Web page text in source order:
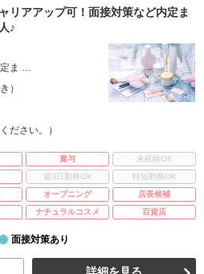
リアアップ可！面接対策など内定ま
♪
定ま …
）
ださい。）
賞与
未経験OK
週3日勤務OK
時短勤務OK
オープニング
店長候補
ナチュラルコスメ 百貨店
面接対策あり